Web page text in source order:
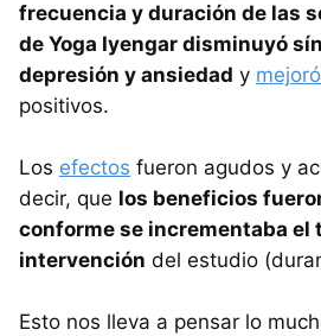
frecuencia y duración de las
de Yoga Iyengar disminuyó
depresión y ansiedad y
positivos.
Los efectos fueron agudos y
decir, que los beneficios
conforme se incrementaba el
intervención del estudio
Esto nos lleva a pensar lo